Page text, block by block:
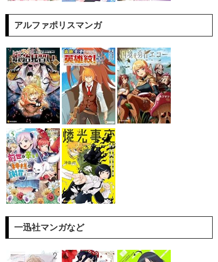
アルファポリスマンガ
一迅社マンガなど